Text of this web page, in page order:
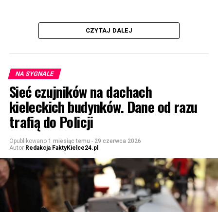
CZYTAJ DALEJ
NA SYGNALE
Sieć czujników na dachach
kieleckich budynków. Dane od razu
trafią do Policji
Opublikowano 1 miesiąc temu - 29 czerwca 2026
Autor Redakcja FaktyKielce24.pl